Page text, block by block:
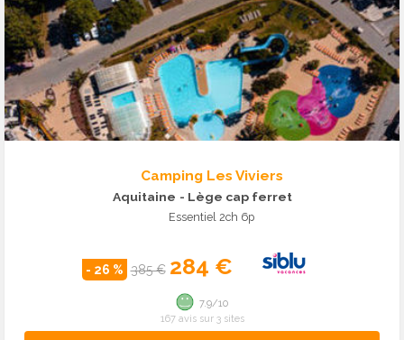
Camping Les Viviers
Aquitaine - Lège cap ferret
Essentiel 2ch 6p
- 26 % 385 € 284 €
7.9/10
167 avis sur 3 sites